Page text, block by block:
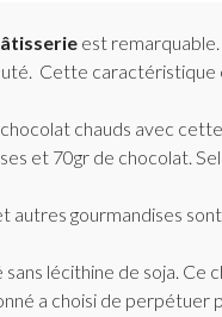
est
Cette caractéristique
chauds avec
et 70gr de chocolat.
autres gourmandises
lécithine de soja. Ce
a choisi de perpétuer